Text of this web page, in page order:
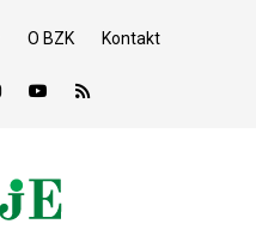
O BZK Kontakt